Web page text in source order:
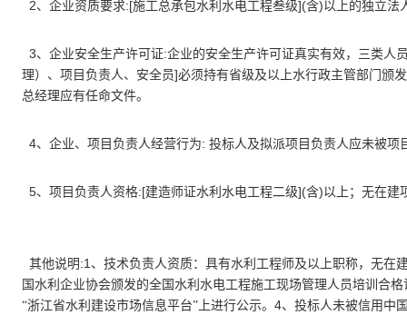
2、企业资质要求:[施工总承包水利水电工程叁级](含)以上的独立法
3、企业安全生产许可证:企业的安全生产许可证真实有效，三类人
理）、项目负责人、安全员]必须持有省级及以上水行政主管部门颁
总经理应有任命文件。
4、企业、项目负责人经营行为: 投标人及拟派项目负责人应未被项
5、项目负责人资格:[建造师证水利水电工程二级](含)以上；无在建
其他说明 :1 、技术负责人资质：具有水利工程师及以上职称，无在
国水利企业协会颁发的全国水利水电工程施工现场管理人员培训合格
“浙江省水利建设市场信息平台”上进行公示。 4、投标人未被信用中